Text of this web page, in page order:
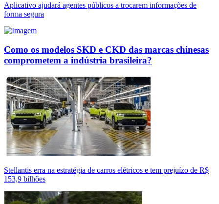
Aplicativo ajudará agentes públicos a trocarem informações de
forma segura
Como os modelos SKD e CKD das marcas chinesas
comprometem a indústria brasileira?
Stellantis erra na estratégia de carros elétricos e tem prejuízo de R$
153,9 bilhões